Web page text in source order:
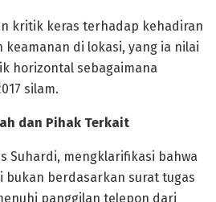
kritik keras terhadap kehadiran
di lokasi, yang ia nilai
horizontal sebagaimana
silam.
dan Pihak Terkait
Suhardi, mengklarifikasi bahwa
bukan berdasarkan surat tugas
panggilan telepon dari